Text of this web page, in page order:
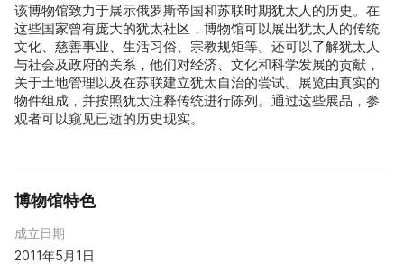
该博物馆致力于展示俄罗斯帝国和苏联时期犹太人的历史。在
这些国家曾有庞大的犹太社区，博物馆可以展出犹太人的传统
文化、慈善事业、生活习俗、宗教规矩等。还可以了解犹太人
与社会及政府的关系，他们对经济、文化和科学发展的贡献，
关于土地管理以及在苏联建立犹太自治的尝试。展览由真实的
物件组成，并按照犹太注释传统进行陈列。通过这些展品，参
观者可以窥见已逝的历史现实。
博物馆特色
成立日期
2011年5月1日